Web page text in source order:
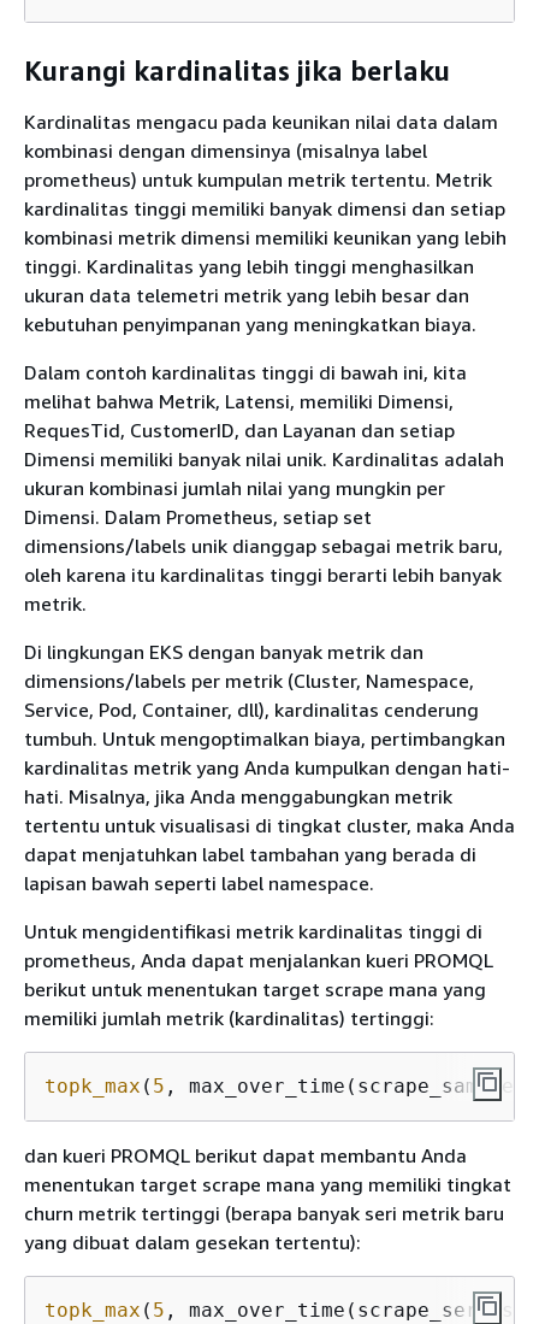
Kurangi kardinalitas jika berlaku
Kardinalitas mengacu pada keunikan nilai data dalam
kombinasi dengan dimensinya (misalnya label
prometheus) untuk kumpulan metrik tertentu. Metrik
kardinalitas tinggi memiliki banyak dimensi dan setiap
kombinasi metrik dimensi memiliki keunikan yang lebih
tinggi. Kardinalitas yang lebih tinggi menghasilkan
ukuran data telemetri metrik yang lebih besar dan
kebutuhan penyimpanan yang meningkatkan biaya.
Dalam contoh kardinalitas tinggi di bawah ini, kita
melihat bahwa Metrik, Latensi, memiliki Dimensi,
RequesTid, CustomerID, dan Layanan dan setiap
Dimensi memiliki banyak nilai unik. Kardinalitas adalah
ukuran kombinasi jumlah nilai yang mungkin per
Dimensi. Dalam Prometheus, setiap set
dimensions/labels unik dianggap sebagai metrik baru,
oleh karena itu kardinalitas tinggi berarti lebih banyak
metrik.
Di lingkungan EKS dengan banyak metrik dan
dimensions/labels per metrik (Cluster, Namespace,
Service, Pod, Container, dll), kardinalitas cenderung
tumbuh. Untuk mengoptimalkan biaya, pertimbangkan
kardinalitas metrik yang Anda kumpulkan dengan hati-
hati. Misalnya, jika Anda menggabungkan metrik
tertentu untuk visualisasi di tingkat cluster, maka Anda
dapat menjatuhkan label tambahan yang berada di
lapisan bawah seperti label namespace.
Untuk mengidentifikasi metrik kardinalitas tinggi di
prometheus, Anda dapat menjalankan kueri PROMQL
berikut untuk menentukan target scrape mana yang
memiliki jumlah metrik (kardinalitas) tertinggi:
topk_max ( 5 ,
dan kueri PROMQL berikut dapat membantu Anda
menentukan target scrape mana yang memiliki tingkat
churn metrik tertinggi (berapa banyak seri metrik baru
yang dibuat dalam gesekan tertentu):
topk_max ( 5 ,